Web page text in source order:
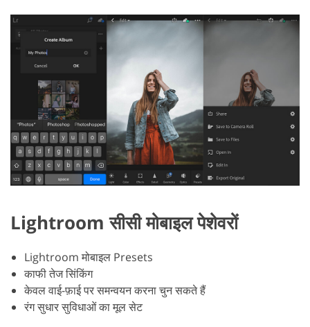
Lightroom सीसी मोबाइल पेशेवरों
Lightroom मोबाइल Presets
काफी तेज सिंकिंग
केवल वाई-फ़ाई पर समन्वयन करना चुन सकते हैं
रंग सुधार सुविधाओं का मूल सेट